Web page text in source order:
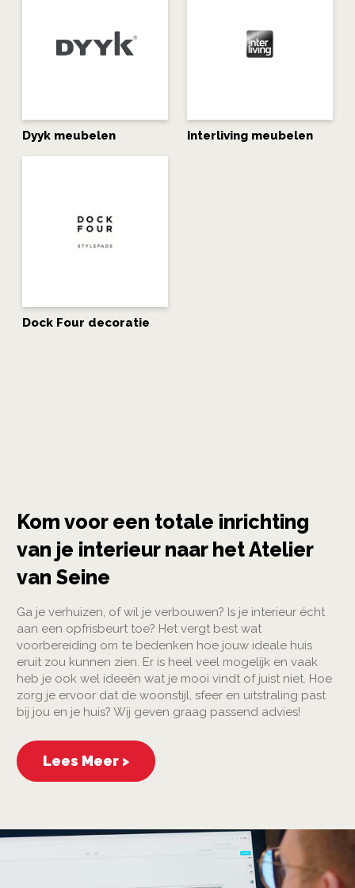
Dyyk meubelen Interliving meubelen
Dock Four decoratie
Kom voor een totale inrichting
van je interieur naar het Atelier
van Seine
Ga je verhuizen, of wil je verbouwen? Is je interieur écht
aan een opfrisbeurt toe? Het vergt best wat
voorbereiding om te bedenken hoe jouw ideale huis
eruit zou kunnen zien. Er is heel veel mogelijk en vaak
heb je ook wel ideeën wat je mooi vindt of juist niet. Hoe
zorg je ervoor dat de woonstijl, sfeer en uitstraling past
bij jou en je huis? Wij geven graag passend advies!
Lees Meer >